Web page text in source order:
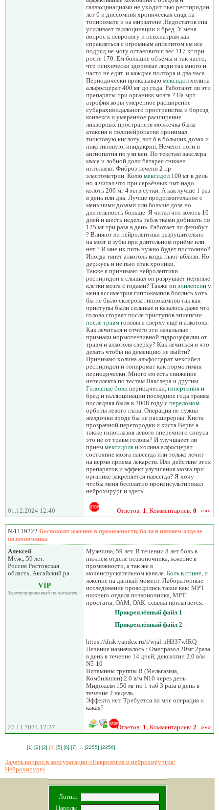
галлюцинациями не уходит пью респиридин
лет 6 и диссомния хроническая спад на
топиромате и на мирзатене .Недостаток сна
усиливает галлюцинации и бред. У меня
вопрос к неврологу и психиатрам как
справляться с огромным аппетитом ем все
подряд не могу остаеовится вес 117 кг при
росте 170. Ем большие объёмы и так часто,
что психически здоровые люди так много и
часто не едят. и каждые полтора и два часа.
Периодически приказываю мексидол холина
альфосцерат 400 мг до года. Работают ли эти
препараты при органикк мозга ? На мрт
атрофия коры умеренное расширение
субарахноидального пространства и борозд
конвекса и умеренное расширение
ликворных пространств мозжечка была
атаксия и полинейропатия принимал
тиоктовую кислоту, вит б в больших дозах и
никотиновую, ипидакрин. Немеют ноги и
ангиопатия по узи вен. По текстам вакслера
ммсе и лобной доли батарея снижен
интеллект. Фиброз печени 2 пр
эластометрии. Колю мексидол 100 мг в день
но я читал что при серьёзных чмт надо
колоть 200 мг 4 мл в сутки. А как лучше 1 раз
в день или два. Лучше продолжительное с
меньшими дозами или больше доза но
длительность больше. Я читал что колоть 10
дней и шесть недель таблетками добивать по
125 мг три раза в день. Работает ли фенибут
? Влияют ли нейролептики разрушительно
на мозг и зубы при длительном приёме или
нет ? И мне их пить нужно будет постоянно?
Иногда тянет алкоголь когда пьют вблизи. Но
держусь и не пью итак хроники.
Также я принимаю нейролептики
респиридон я слышал он разрушает нервные
клетки мозга с годами? Также он эпилепсии у
меня ассиметрия гиппокампов боялись хоть
бы не было склероза гиппокампов так как
приступы были сильные и казалось даже что
голова сгорает после приступов эпиепсии
после травм головы а сверху ещё и алкоголь.
Как лечиться и отчего эти начальные
признаки нормотензивной гидроцефалии от
травм и алкоголя сверху? Как лечиться и что
делать чтобы на деменцию не выйти?
Принимаю холина альфосцерат мексибел
респиридон и топиромат как нормотимик
периодически. Много ем есть снижение
интеллекта по тестам Вакслера и другим.
Головные боли периодчески, гипертония и
бред и галлюцинации последние года травма
последняя была в 2008 году с переломом
орбиты левого глаза. Операция не нужна
желдочки вроде бы не расширерны. Киста
прозрачной перегородки и киста Верге а
также гипоплазия левого пперечного синуса
это не от травм головы? И улучшаеет ли
прием мексидола и холина алфосцерат
состояние мозга навсегда или только лечит
на вермя приема лекарств. Или действие этих
препаратов и эффект улучшения мозга при
органике закрепяется навсегда? Я хочу
чтобы меня бесплатно проконсультировал
нейрохирург и здесь.
01.12.2024 12:40 Ответов: 1; Комментариев: 0 »»»
№1119222 Беспокоит жжение в промежности, боли в нижнем отделе
позвоночника
Алексей
Муж., 59 лет.
Россия Ростовская
область, Аксайский ра
VIP
Зарегистрированный пользователь
Мужчина, 59 лет. В течении 8 лет боль в
нижнем отделе позвоночника, жжение в
промежности, а так же в
мочеиспускательном канале. Боль в спине, и
жжение на данный момент. Лабораторные
исследование проводились такие как: МРТ
нижнего отдела позвоночника, МРТ
простаты, ОАМ, ОАК. ссылка прилагается.
Прикреплённый файл 1
Прикреплённый файл 2
https://disk.yandex.ru/i/wjal-nH337wIRQ
Лечение назначалось : Омепразол 20мг 2раза
в день в течение 14 дней; дексалгин 2.0 в/м
N5-10
Витамины группы В (Мельгамма,
Комбилипен) 2.0 в/м N10 через день
Мидокалм 150 мг по 1 таб 3 раза в день в
течение 2 недель.
Эффекта нет. Требуется ли мне операция и
какая?
27.11.2024 17:37 Ответов: 1; Комментариев: 2 »»»
[1] [2] [3] [4] [5] [6] [7] [2255] [2256]
Задать вопрос в консультации «Неврология и нейрохирургия/
Нейрохирург»
Логин:
Пароль: